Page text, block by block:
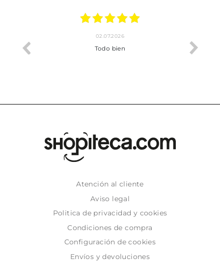
02.07.2026
Todo bien
Atención al cliente
Aviso legal
Politica de privacidad y cookies
Condiciones de compra
Configuración de cookies
Envíos y devoluciones